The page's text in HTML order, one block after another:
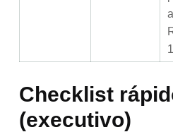
Checklist
(executivo)